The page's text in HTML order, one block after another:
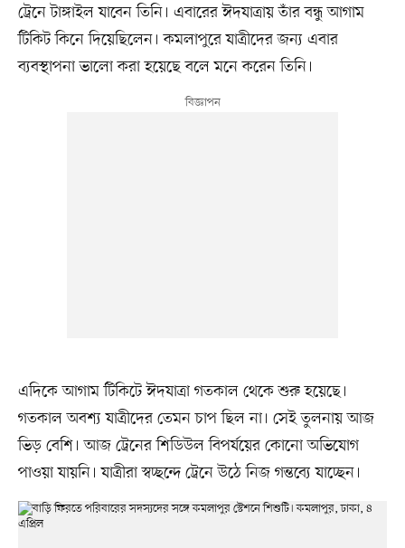
ট্রেনে টাঙ্গাইল যাবেন তিনি। এবারের ঈদযাত্রায় তাঁর বন্ধু আগাম
টিকিট কিনে দিয়েছিলেন। কমলাপুরে যাত্রীদের জন্য এবার
ব্যবস্থাপনা ভালো করা হয়েছে বলে মনে করেন তিনি।
এদিকে আগাম টিকিটে ঈদযাত্রা গতকাল থেকে শুরু হয়েছে।
গতকাল অবশ্য যাত্রীদের তেমন চাপ ছিল না। সেই তুলনায় আজ
ভিড় বেশি। আজ ট্রেনের শিডিউল বিপর্যয়ের কোনো অভিযোগ
পাওয়া যায়নি। যাত্রীরা স্বচ্ছন্দে ট্রেনে উঠে নিজ গন্তব্যে যাচ্ছেন।